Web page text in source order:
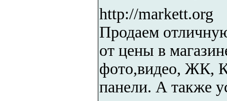
http://markett.org
Продаем
от цены в
фото,видео, ЖК,
панели. А также